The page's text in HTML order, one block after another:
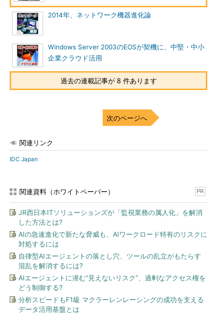
2014年、ネットワーク機器進化論
Windows Server 2003のEOSが契機に、中堅・中小
企業クラウド活用
過去の連載記事が 8 件あります
次のページへ
関連リンク
IDC Japan
関連資料（ホワイトペーパー） PR
JR西日本ITソリューションズが「監視業務の属人化」を解消
した方法とは?
AIの急速進化で新たな脅威も、AIワークロード特有のリスクに
対処するには
自律型AIエージェントの落とし穴、ツールの乱立がもたらす
混乱を解消するには?
AIエージェントに潜む“見えないリスク”、過剰なアクセス権を
どう制御する?
分析スピードもF1級 マクラーレンレーシングの成功を支える
データ活用基盤とは